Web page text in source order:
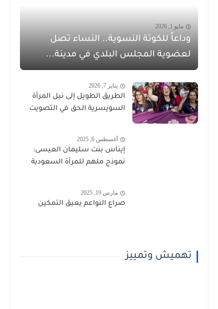
مايو 1, 2026
وداعاً للكوتة النسوية.. النساء تصل
لعضوية المجلس البلدي في مدينة...
يناير 7, 2026
الطريق الطويل إلى نيل المرأة
السويسرية الحق في التصويت
أغسطس 6, 2025
إيناس بنت سليمان العيسى:
نموذج ملهم للمرأة السعودية
مارس 19, 2025
صراع النواعم يعيق التمكين
تهميش وتمييز